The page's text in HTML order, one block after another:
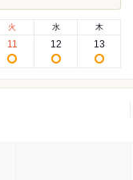
火
11
水
12
木
13